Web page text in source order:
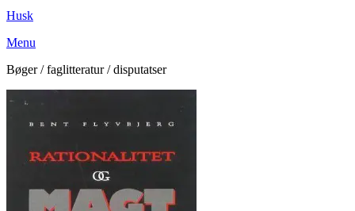
Husk
Menu
Bøger / faglitteratur / disputatser